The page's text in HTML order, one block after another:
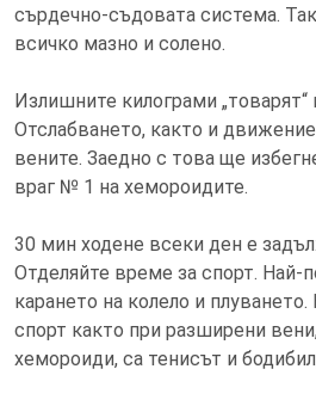
сърдечно-съдовата система.
всичко мазно и солено.
Излишните килограми „товарят“
Отслабването, както и
вените. Заедно с това ще
враг № 1 на хемороидите.
30 мин ходене всеки ден е
Отделяйте време за спорт. Най-
карането на колело и
спорт както при разширени
хемороиди, са тенисът и